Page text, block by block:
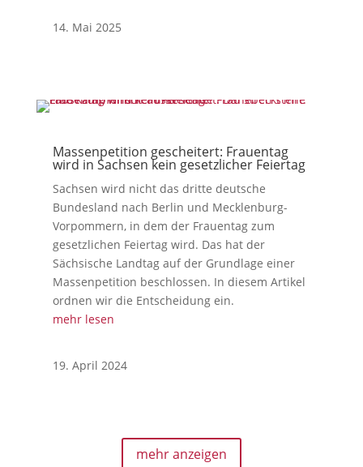
14. Mai 2025
Massenpetition gescheitert: Frauentag
wird in Sachsen kein gesetzlicher Feiertag
Sachsen wird nicht das dritte deutsche
Bundesland nach Berlin und Mecklenburg-
Vorpommern, in dem der Frauentag zum
gesetzlichen Feiertag wird. Das hat der
Sächsische Landtag auf der Grundlage einer
Massenpetition beschlossen. In diesem Artikel
ordnen wir die Entscheidung ein.
mehr lesen
19. April 2024
mehr anzeigen